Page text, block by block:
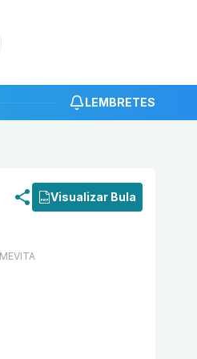
LEMBRETES
Visualizar Bula